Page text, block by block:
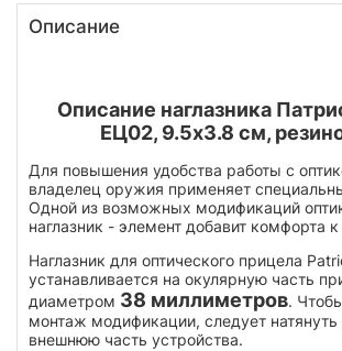
Описание
Описание наглазника
ЕЦ02, 9.5х3.8 см,
Для повышения удобства работы с
владелец оружия применяет
Одной из возможных модификаций
наглазник - элемент добавит комфорта
Наглазник для оптического прицела
устанавливается на окулярную часть
диаметром 38 миллиметров.
монтаж модификации, следует натянуть
внешнюю часть устройства.